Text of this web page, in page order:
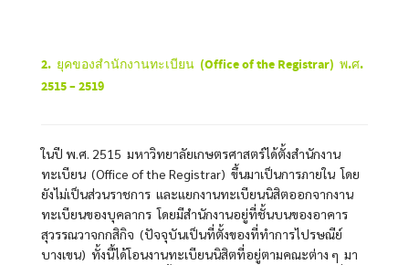
2. ยุคของสำนักงานทะเบียน (Office of the Registrar) พ.ศ.
2515 – 2519
ในปี พ.ศ. 2515 มหาวิทยาลัยเกษตรศาสตร์ได้ตั้งสำนักงาน
ทะเบียน (Office of the Registrar) ขึ้นมาเป็นการภายใน โดย
ยังไม่เป็นส่วนราชการ และแยกงานทะเบียนนิสิตออกจากงาน
ทะเบียนของบุคลากร โดยมีสำนักงานอยู่ที่ชั้นบนของอาคาร
สุวรรณวาจกกสิกิจ (ปัจจุบันเป็นที่ตั้งของที่ทำการไปรษณีย์
บางเขน) ทั้งนี้ได้โอนงานทะเบียนนิสิตที่อยู่ตามคณะต่าง ๆ มา